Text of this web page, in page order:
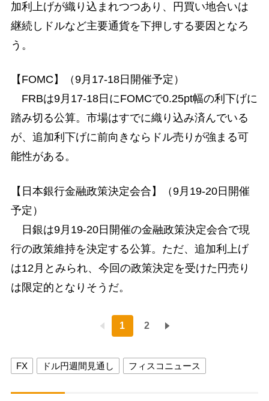
加利上げが織り込まれつつあり、円買い地合いは
継続しドルなど主要通貨を下押しする要因となろ
う。
【FOMC】（9月17-18日開催予定）
FRBは9月17-18日にFOMCで0.25pt幅の利下げに
踏み切る公算。市場はすでに織り込み済んでいる
が、追加利下げに前向きならドル売りが強まる可
能性がある。
【日本銀行金融政策決定会合】（9月19-20日開催
予定）
日銀は9月19-20日開催の金融政策決定会合で現
行の政策維持を決定する公算。ただ、追加利上げ
は12月とみられ、今回の政策決定を受けた円売り
は限定的となりそうだ。
1 2
FX ドル円週間見通し フィスコニュース